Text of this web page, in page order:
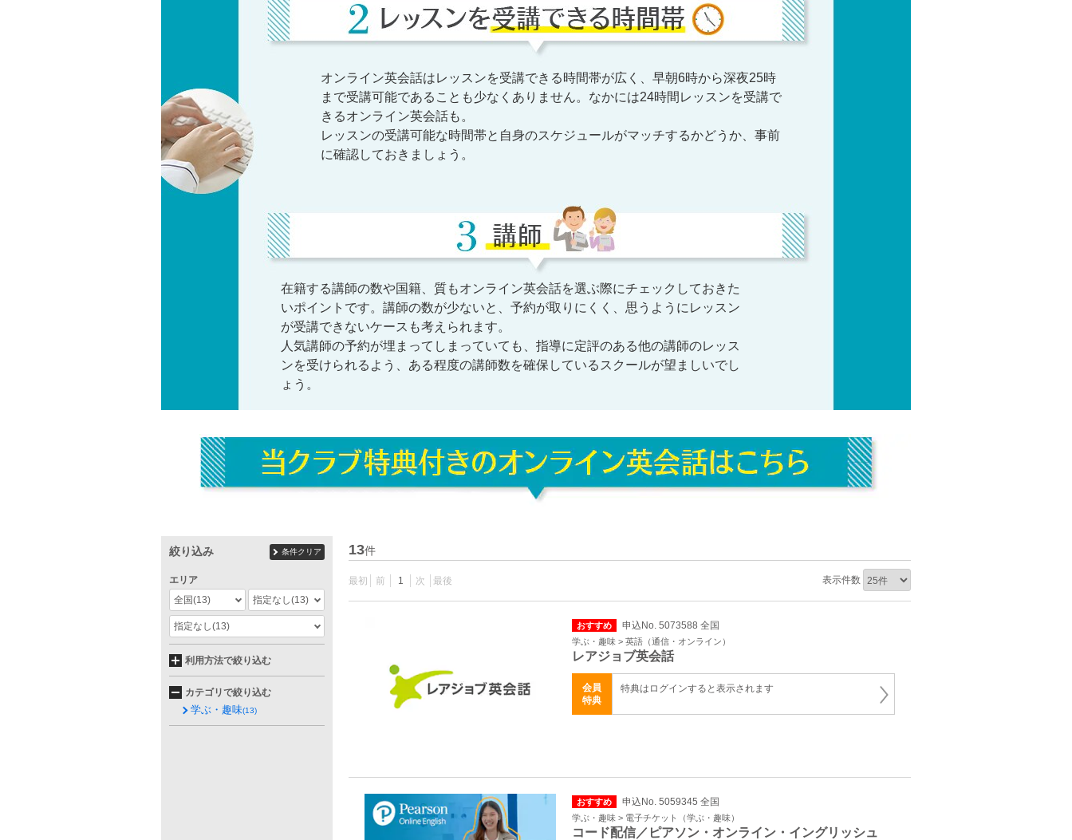
オンライン英会話はレッスンを受講できる時間帯が広く、早朝6時から深夜25時
まで受講可能であることも少なくありません。なかには24時間レッスンを受講で
きるオンライン英会話も。
レッスンの受講可能な時間帯と自身のスケジュールがマッチするかどうか、事前
に確認しておきましょう。
在籍する講師の数や国籍、質もオンライン英会話を選ぶ際にチェックしておきた
いポイントです。講師の数が少ないと、予約が取りにくく、思うようにレッスン
が受講できないケースも考えられます。
人気講師の予約が埋まってしまっていても、指導に定評のある他の講師のレッス
ンを受けられるよう、ある程度の講師数を確保しているスクールが望ましいでし
ょう。
13件
最初 前 1 次 最後 表示件数
おすすめ 申込No. 5073588 全国
学ぶ・趣味 > 英語（通信・オンライン）
レアジョブ英会話
会員
特典
特典はログインすると表示されます
おすすめ 申込No. 5059345 全国
学ぶ・趣味 > 電子チケット（学ぶ・趣味）
コード配信／ピアソン・オンライン・イングリッシュ
絞り込み 条件クリア
エリア
全国(13) 指定なし(13)
指定なし(13)
利用方法で絞り込む
カテゴリで絞り込む
学ぶ・趣味(13)